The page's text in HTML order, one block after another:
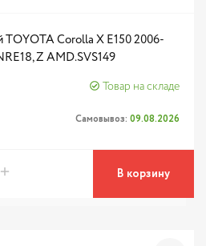
TOYOTA Corolla X E150 2006-
Z AMD.SVS149
Товар на складе
Самовывоз: 09.08.2026
В корзину